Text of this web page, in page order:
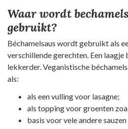
Waar wordt
gebruikt?
Béchamelsaus wordt gebruikt als
verschillende gerechten. Een laagje
lekkerder. Veganistische
als:
als een vulling voor lasagne;
als topping voor groenten
basis voor vele andere